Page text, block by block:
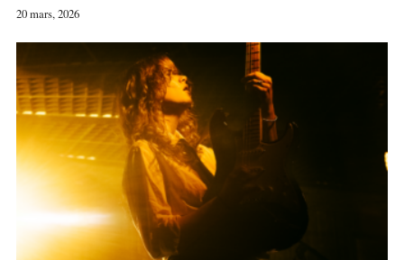
20 mars, 2026